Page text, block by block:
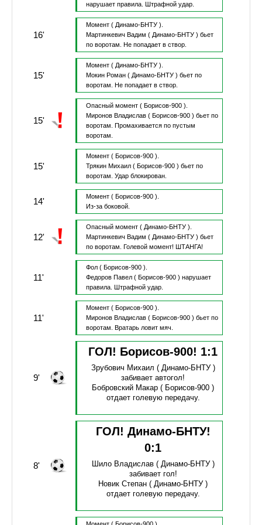
нарушает правила. Штрафной удар.
16'
Момент ( Динамо-БНТУ ).
Мартинкевич Вадим ( Динамо-БНТУ ) бьет
по воротам.
Не попадает в створ.
15'
Момент ( Динамо-БНТУ ).
Мокин Роман( Динамо-БНТУ ) бьет по
воротам.
Не попадает в створ.
15'
Опасный момент ( Борисов-900 ).
Миронов Владислав( Борисов-900 ) бьет по
воротам.
Промахивается по пустым
воротам.
15'
Момент ( Борисов-900 ).
Трякин Михаил( Борисов-900 ) бьет по
воротам. Удар блокирован.
14' Момент ( Борисов-900 ).
Из-за боковой.
12'
Опасный момент ( Динамо-БНТУ ).
Мартинкевич Вадим ( Динамо-БНТУ ) бьет
по воротам.
Голевой момент! ШТАНГА!
11'
Фол ( Борисов-900 ).
Федоров Павел( Борисов-900 ) нарушает
правила.
Штрафной удар.
11'
Момент ( Борисов-900 ).
Миронов Владислав( Борисов-900 ) бьет по
воротам.
Вратарь ловит мяч.
9'
ГОЛ! Борисов-900! 1:1
Зрубович Михаил ( Динамо-БНТУ )
забивает автогол!
Бобровский Макар ( Борисов-900 )
отдает голевую передачу.
8'
ГОЛ! Динамо-БНТУ!
0:1
Шило Владислав( Динамо-БНТУ )
забивает гол!
Новик Степан ( Динамо-БНТУ )
отдает голевую передачу.